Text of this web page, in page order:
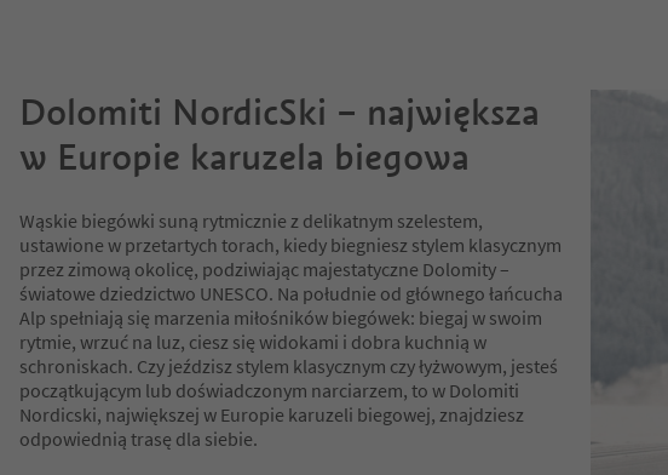
Dolomiti NordicSki – największa
w Europie karuzela biegowa
Wąskie biegówki suną rytmicznie z delikatnym szelestem,
ustawione w przetartych torach, kiedy biegniesz stylem klasycznym
przez zimową okolicę, podziwiając majestatyczne Dolomity –
światowe dziedzictwo UNESCO. Na południe od głównego łańcucha
Alp spełniają się marzenia miłośników biegówek: biegaj w swoim
rytmie, wrzuć na luz, ciesz się widokami i dobra kuchnią w
schroniskach. Czy jeździsz stylem klasycznym czy łyżwowym, jesteś
początkującym lub doświadczonym narciarzem, to w Dolomiti
Nordicski, największej w Europie karuzeli biegowej, znajdziesz
odpowiednią trasę dla siebie.